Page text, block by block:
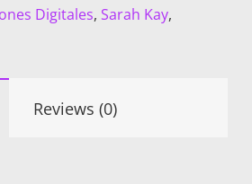
Digitales, Sarah Kay,
Reviews (0)